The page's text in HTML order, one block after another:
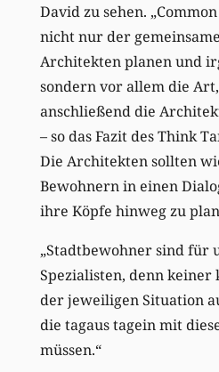
David zu sehen.
nicht nur der
Architekten planen und
sondern vor allem die
anschließend die
– so das Fazit des Think
Die Architekten sollten
Bewohnern in einen
ihre Köpfe hinweg zu
„Stadtbewohner sind für
Spezialisten, denn keiner
der jeweiligen Situation
die tagaus tagein mit
müssen.“